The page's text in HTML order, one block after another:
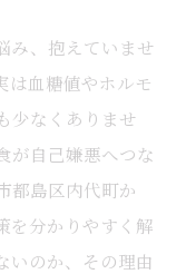
、抱えていませ
は血糖値やホルモ
少なくありませ
が自己嫌悪へつな
都島区内代町か
を分かりやすく解
いのか、その理由